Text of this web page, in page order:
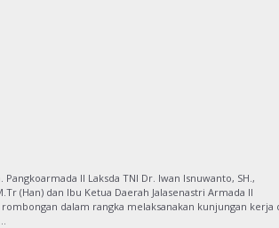
Pangkoarmada II Laksda TNI Dr. Iwan Isnuwanto, SH.,
(Han) dan Ibu Ketua Daerah Jalasenastri Armada II
dalam rangka melaksanakan kunjungan kerja